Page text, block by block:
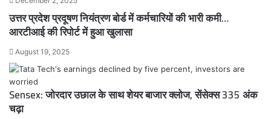
उत्तर प्रदेश प्रदूषण नियंत्रण बोर्ड में कर्मचारियों की भारी कमी…
आरटीआई की रिपोर्ट में हुआ खुलासा
August 19, 2025
Sensex: जोरदार उछाल के साथ शेयर बाजार क्लोज, सेंसेक्स 335 अंक
चढ़ा